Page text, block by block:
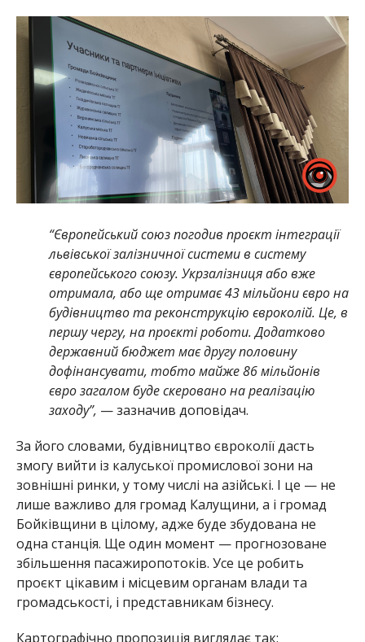
“Європейський союз погодив проєкт інтеграції
львівської залізничної системи в систему
європейського союзу. Укрзалізниця або вже
отримала, або ще отримає 43 мільйони євро на
будівництво та реконструкцію євроколій. Це, в
першу чергу, на проєкті роботи. Додатково
державний бюджет має другу половину
дофінансувати, тобто майже 86 мільйонів
євро загалом буде скеровано на реалізацію
заходу”, — зазначив доповідач.
За його словами, будівництво євроколії дасть
змогу вийти із калуської промислової зони на
зовнішні ринки, у тому числі на азійські. І це — не
лише важливо для громад Калущини, а і громад
Бойківщини в цілому, адже буде збудована не
одна станція. Ще один момент — прогнозоване
збільшення пасажиропотоків. Усе це робить
проєкт цікавим і місцевим органам влади та
громадськості, і представникам бізнесу.
Картографічно пропозиція виглядає так: